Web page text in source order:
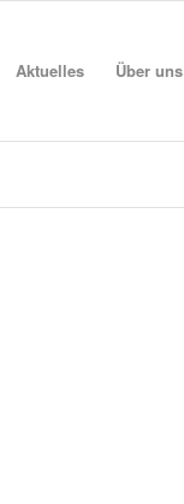
Aktuelles Über uns